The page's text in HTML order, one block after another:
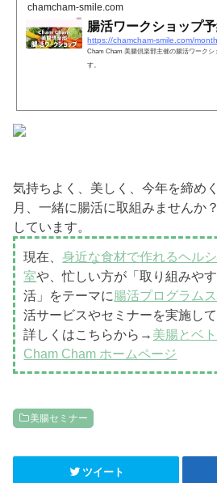
chamcham-smile.com
腸活ワークショップ
https://chamcham-smile.com/
Cham Cham 美腸倶楽部主催の腸活ワーク
す。
気持ちよく、美しく、今年を締め
月、一緒に腸活に取組みませんか
しています。
現在、身近な食材で作れるヘル
室や、忙しい方が「取り組みや
活」をテーマに腸活プログラム
活サービスやセミナーを実施して
詳しくはこちらから→ 美腸とベ
Cham Cham ホームページ
美腸セミナー
ツイート